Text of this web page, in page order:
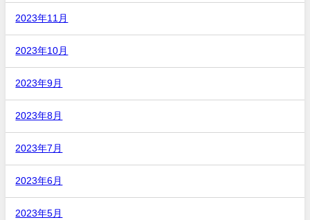
2023年11月
2023年10月
2023年9月
2023年8月
2023年7月
2023年6月
2023年5月